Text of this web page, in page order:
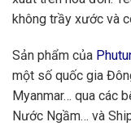
không trầy xước và
Sản phẩm của
một số quốc gia
Myanmar… qua các
Nước Ngầm… và